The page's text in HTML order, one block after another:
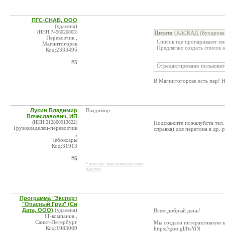
ПГС-СНАБ, ООО
(удалена)
(ИНН:7456020863)
Перевозчик ,
Магнитогорск
Код:2333495
#5
Цитата (КАСКАД
Список где пропаривают
Предлагаю создать список
Отредактировано
В Магнитогорске есть пар!
Лукин Владимир
Вячеславович, ИП
(ИНН:212800913622)
Грузовладелец-перевозчик
Чебоксары
Код:31913
#6
Владимир
* контакт был изменен или
удален
Подскажите пожалуйста
справка) для перегона в др.
Программа "Эксперт
"Опасный Груз" (Си
Дата, ООО) (удалена)
IT-компания ,
Санкт-Петербург
Код:1983069
Всем добрый день!
Мы создали интерактивную
https://goo.gl/ftsYiN